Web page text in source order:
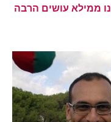
ממילא עושים הרבה